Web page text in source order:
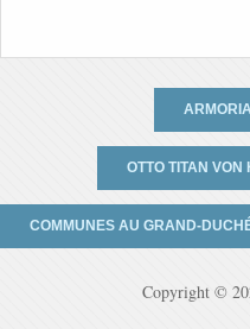
OTTO TITAN
COMMUNES AU GRAND-
Copyright ©